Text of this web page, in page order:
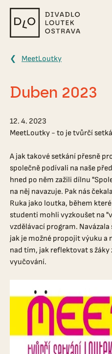
Divadlo
loutek
MeetLoutky
Duben 2023
12. 4. 2023
MeetLoutky - to je tvůrčí
A jak takové setkání přesně
společně podívali na naše
hned po něm zažili dílnu
na něj navazuje. Pak nás
Ruka jako loutka, během
studenti mohli vyzkoušet na
vzdělávací program.
jak je možné propojit výuku a
nad tím, jak reflektovat s žáky
vyučování.